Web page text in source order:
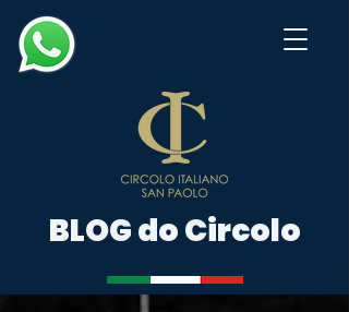
BLOG do Circolo